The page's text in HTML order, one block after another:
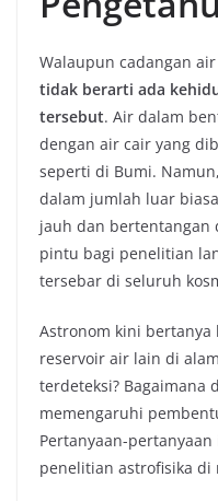
Walaupun cadangan
tidak berarti ada
tersebut. Air dalam
dengan air cair yang
seperti di Bumi.
dalam jumlah luar
jauh dan bertentangan
pintu bagi penelitian
tersebar di seluruh
Astronom kini bertanya
reservoir air lain di
terdeteksi? Bagaimana
memengaruhi
Pertanyaan-
penelitian astrofisika di